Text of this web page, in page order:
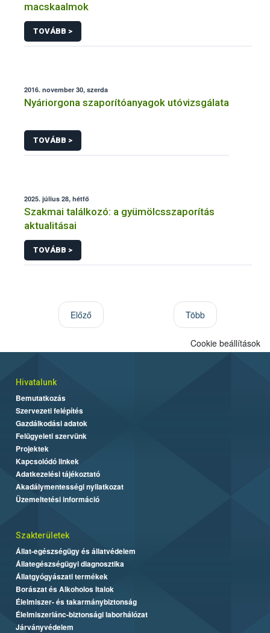
macskaalmok
TOVÁBB >
2016. november 30, szerda
Nyáriorgona szaporítóanyagok utóvizsgálata
TOVÁBB >
2025. július 28, hétfő
Szakmai találkozó: a gyümölcsszaporítás
aktualitásai
TOVÁBB >
Előző Több
Cookie beállítások
Hivatalunk
Bemutatkozás
Szervezeti felépítés
Gazdálkodási adatok
Felügyeleti szervünk
Projektek
Kapcsolódó linkek
Adatkezelési tájékoztató
Akadálymentességi nyilatkozat
Üzemeltetési információ
Szakterületek
Állat-egészségügy és állatvédelem
Állategészségügyi diagnosztika
Állatgyógyászati termékek
Borászat és Alkoholos Italok
Élelmiszer- és takarmánybiztonság
Élelmiszerlánc-biztonsági laborhálózat
Járványvédelem